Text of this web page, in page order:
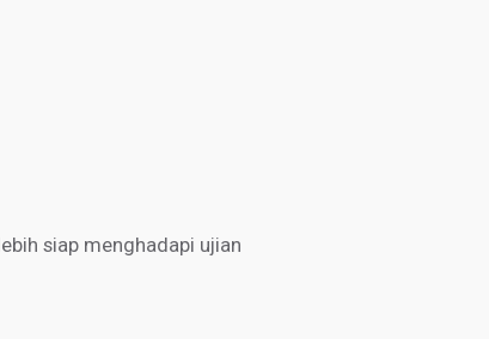
siap menghadapi ujian